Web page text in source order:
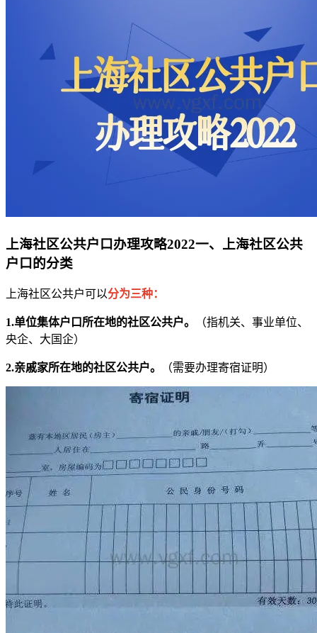
上海社区公共户口办理攻略2022一、上海社区公共
户口的分类
上海社区公共户可以分为三种：
1.单位集体户口所在地的社区公共户。
（指机关、事业单位、
央企、大国企）
2.亲戚家所在地的社区公共户。 （需要办理寄宿证明）